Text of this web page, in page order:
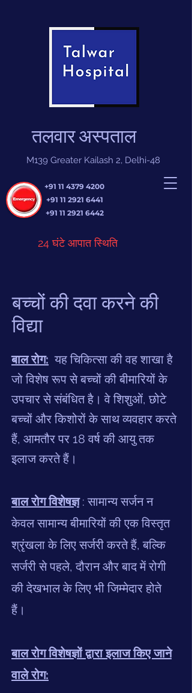
तलवार अस्पताल
+91 11 4379 4200
+91 11 2921 6441
+91 11 2921 6442
24 घंटे आपात स्थिति
M139 Greater Kailash 2, Delhi-48
बच्चों की दवा करने की
विद्या
बाल रोग: यह चिकित्सा की वह शाखा है
जो विशेष रूप से बच्चों की बीमारियों के
उपचार से संबंधित है। वे शिशुओं, छोटे
बच्चों और किशोरों के साथ व्यवहार करते
हैं, आमतौर पर 18 वर्ष की आयु तक
इलाज करते हैं।
बाल रोग विशेषज्ञ: सामान्य सर्जन न
केवल सामान्य बीमारियों की एक विस्तृत
श्रृंखला के लिए सर्जरी करते हैं, बल्कि
सर्जरी से पहले, दौरान और बाद में रोगी
की देखभाल के लिए भी जिम्मेदार होते
हैं।
बाल रोग विशेषज्ञों द्वारा इलाज किए जाने
वाले रोग: